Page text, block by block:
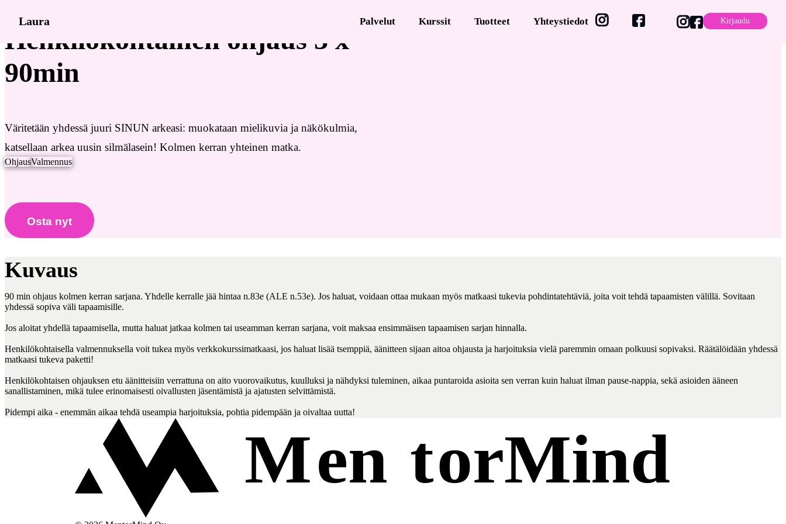
Laura Palvelut Kurssit Tuotteet Yhteystiedot Kirjaudu
Henkilökohtainen ohjaus 3 x
90min
Väritetään yhdessä juuri SINUN arkeasi: muokataan mielikuvia ja näkökulmia,
katsellaan arkea uusin silmälasein! Kolmen kerran yhteinen matka.
OhjausValmennus
Osta nyt
Kuvaus
90 min ohjaus kolmen kerran sarjana. Yhdelle kerralle jää hintaa n.83e (ALE n.53e). Jos haluat, voidaan ottaa mukaan myös matkaasi tukevia pohdintatehtäviä, joita voit tehdä tapaamisten välillä. Sovitaan
yhdessä sopiva väli tapaamisille.
Jos aloitat yhdellä tapaamisella, mutta haluat jatkaa kolmen tai useamman kerran sarjana, voit maksaa ensimmäisen tapaamisen sarjan hinnalla.
Henkilökohtaisella valmennuksella voit tukea myös verkkokurssimatkaasi, jos haluat lisää tsemppiä, äänitteen sijaan aitoa ohjausta ja harjoituksia vielä paremmin omaan polkuusi sopivaksi. Räätälöidään yhdessä
matkaasi tukeva paketti!
Henkilökohtaisen ohjauksen etu äänitteisiin verrattuna on aito vuorovaikutus, kuulluksi ja nähdyksi tuleminen, aikaa puntaroida asioita sen verran kuin haluat ilman pause-nappia, sekä asioiden ääneen
sanallistaminen, mikä tulee erinomaisesti oivallusten jäsentämistä ja ajatusten selvittämistä.